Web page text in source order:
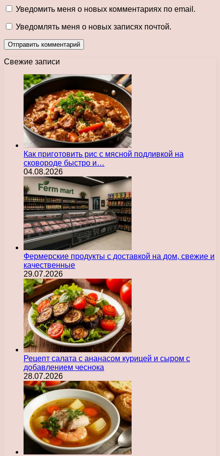
Уведомить меня о новых комментариях по email.
Уведомлять меня о новых записях почтой.
Свежие записи
Как приготовить рис с мясной подливкой на
сковороде быстро и…
04.08.2026
Фермерские продукты с доставкой на дом, свежие и
качественные
29.07.2026
Рецепт салата с ананасом курицей и сыром с
добавлением чеснока
28.07.2026